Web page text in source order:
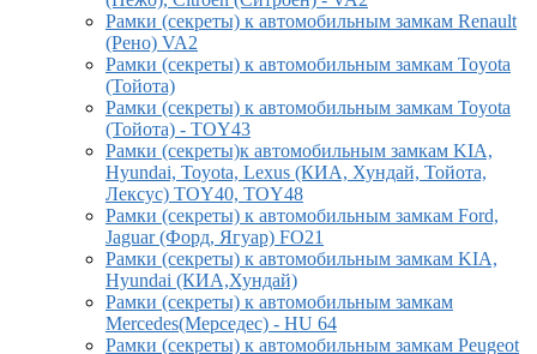
Рамки (секреты) к автомобильным замкам Renault
(Рено) VA2
Рамки (секреты) к автомобильным замкам Toyota
(Тойота)
Рамки (секреты) к автомобильным замкам Toyota
(Тойота) - TOY43
Рамки (секреты)к автомобильным замкам KIA,
Hyundai, Toyota, Lexus (КИА, Хундай, Тойота,
Лексус) TOY40, TOY48
Рамки (секреты) к автомобильным замкам Ford,
Jaguar (Форд, Ягуар) FO21
Рамки (секреты) к автомобильным замкам KIA,
Hyundai (КИА,Хундай)
Рамки (секреты) к автомобильным замкам
Mercedes(Мерседес) - HU 64
Рамки (секреты) к автомобильным замкам Peugeot